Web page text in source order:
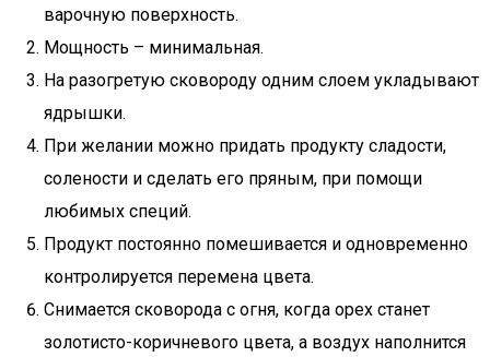
варочную поверхность.
Мощность – минимальная.
На разогретую сковороду одним слоем укладывают
ядрышки.
При желании можно придать продукту сладости,
солености и сделать его пряным, при помощи
любимых специй.
Продукт постоянно помешивается и одновременно
контролируется перемена цвета.
Снимается сковорода с огня, когда орех станет
золотисто-коричневого цвета, а воздух наполнится